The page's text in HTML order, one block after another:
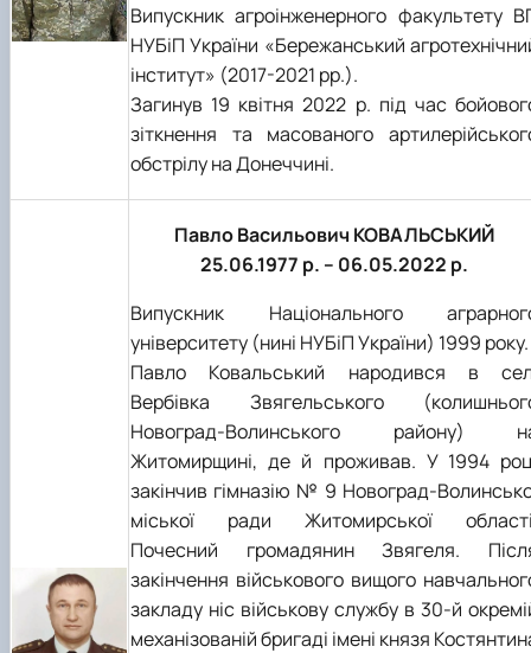
Випускник агроінженерного факультету
НУБіП України «Бережанський
інститут» (2017-2021 рр.).
Загинув 19 квітня 2022 р. під час
зіткнення та масованого
обстрілу на Донеччині.
Павло Васильович КОВАЛЬСЬКИЙ
25.06.1977 р. – 06.05.2022 р.
Випускник Національного
університету (нині НУБіП України) 1999 року.
Павло Ковальський народився в
Вербівка Звягельського
Новоград-Волинського району)
Житомирщині, де й проживав. У 1994
закінчив гімназію № 9 Новоград-
міської ради Житомирської
Почесний громадянин Звягеля.
закінчення військового вищого
закладу ніс військову службу в 30-й
механізованій бригаді імені князя